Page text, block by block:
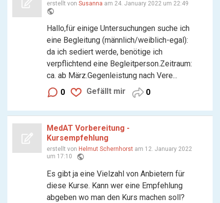
erstellt von Susanna am 24. January 2022 um 22:49
public
Hallo,für einige Untersuchungen suche ich
eine Begleitung (männlich/weiblich-egal):
da ich sediert werde, benötige ich
verpflichtend eine Begleitperson.Zeitraum:
ca. ab März.Gegenleistung nach Vere...
0
Gefällt mir 0
MedAT Vorbereitung -
Kursempfehlung
erstellt von Helmut Schernhorst am 12. January 2022
um 17:10 public
Es gibt ja eine Vielzahl von Anbietern für
diese Kurse. Kann wer eine Empfehlung
abgeben wo man den Kurs machen soll?